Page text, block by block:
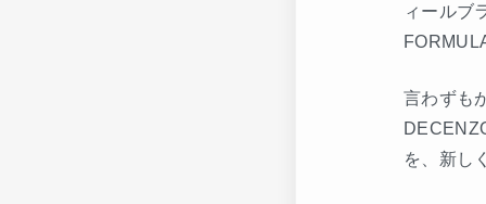
ィールブ
言わずも
を、新し